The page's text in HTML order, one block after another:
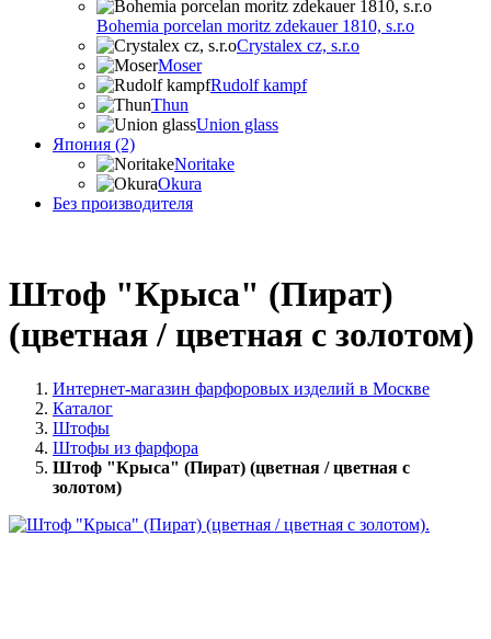
Bohemia porcelan moritz zdekauer 1810, s.r.o
Crystalex cz, s.r.o
Moser
Rudolf kampf
Thun
Union glass
Япония (2)
Noritake
Okura
Без производителя
Штоф "Крыса" (Пират)
(цветная / цветная с золотом)
Интернет-магазин фарфоровых изделий в Москве
Каталог
Штофы
Штофы из фарфора
Штоф "Крыса" (Пират) (цветная / цветная с
золотом)